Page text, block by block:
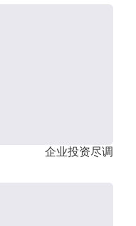
企业投资尽调